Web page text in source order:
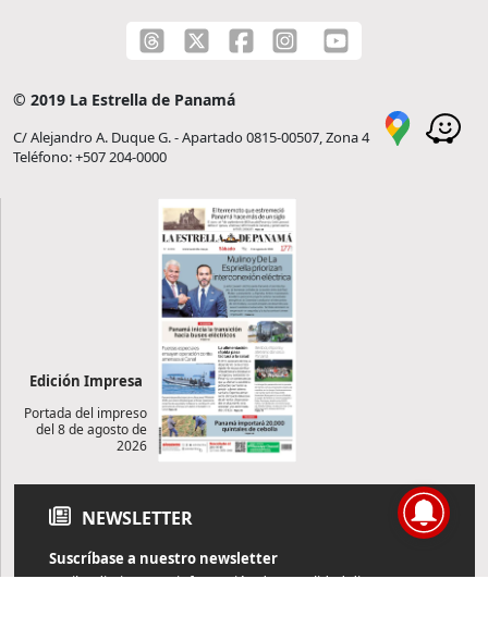
© 2019 La Estrella de Panamá
C/ Alejandro A. Duque G. - Apartado 0815-00507, Zona 4
Teléfono: +507 204-0000
Edición Impresa
Portada del impreso
del 8 de agosto de
2026
NEWSLETTER
Suscríbase a nuestro newsletter
Reciba diariamente información de actualidad directamente en